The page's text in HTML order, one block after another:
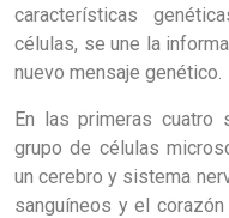
características
células, se une la
nuevo mensaje genético.
En las primeras cuatro
grupo de células
un cerebro y sistema
sanguíneos y el